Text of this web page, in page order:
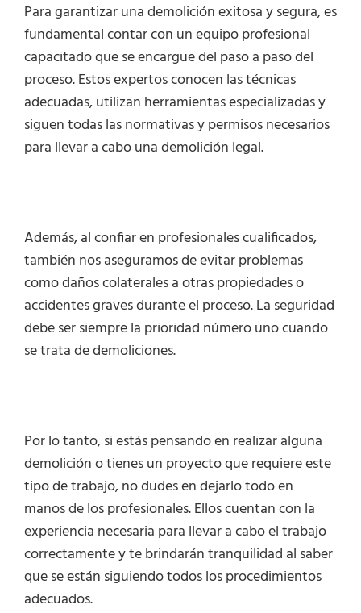
Para garantizar una demolición exitosa y segura, es
fundamental contar con un equipo profesional
capacitado que se encargue del paso a paso del
proceso. Estos expertos conocen las técnicas
adecuadas, utilizan herramientas especializadas y
siguen todas las normativas y permisos necesarios
para llevar a cabo una demolición legal.
Además, al confiar en profesionales cualificados,
también nos aseguramos de evitar problemas
como daños colaterales a otras propiedades o
accidentes graves durante el proceso. La seguridad
debe ser siempre la prioridad número uno cuando
se trata de demoliciones.
Por lo tanto, si estás pensando en realizar alguna
demolición o tienes un proyecto que requiere este
tipo de trabajo, no dudes en dejarlo todo en
manos de los profesionales. Ellos cuentan con la
experiencia necesaria para llevar a cabo el trabajo
correctamente y te brindarán tranquilidad al saber
que se están siguiendo todos los procedimientos
adecuados.